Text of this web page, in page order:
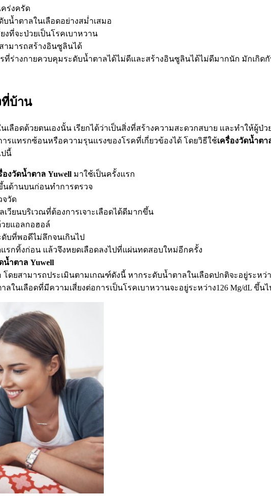
ร่งครัด
น้ำตาลในเลือดอย่างสม่ำเสมอ
ที่จะป่วยเป็นโรคเบาหวาน
ามารถสร้างอินซูลินได้
ที่ร่างกายควบคุมระดับน้ำตาลได้ไม่ดีและสร้างอินซูลินได้ไม่ดีมากนัก มักเกิด
ที่บ้าน
เลือดด้วยตนเองนั้น เรียกได้ว่าเป็นสิ่งที่สร้างความสะดวกสบาย และทำให้
รแทรกซ้อนหรือความรุนแรงของโรคที่เกี่ยวข้องได้ โดยวิธีใช้เครื่องวัดน้ำตา
ปนี้
องวัดน้ำตาล Yuwell มาใช้เป็นครั้งแรก
นด้านบนก่อนทำการตรวจ
จวัด
วียนบริเวณที่ต้องการเจาะเลือดได้ดีมากขึ้น
ยแอลกอฮอล์
ดับที่พอดีไม่ลึกจนเกินไป
รกทิ้งก่อน แล้วจึงหยดเลือดลงไปที่แผ่นทดสอบใหม่อีกครั้ง
น้ำตาล Yuwell
ยสามารถประเมินตามเกณฑ์ดังนี้ หากระดับน้ำตาลในเลือดปกติจะอยู่ระหว่า
ลในเลือดที่มีความเสี่ยงต่อการเป็นโรคเบาหวานจะอยู่ระหว่าง126 Mg/dL ขึ้นไ